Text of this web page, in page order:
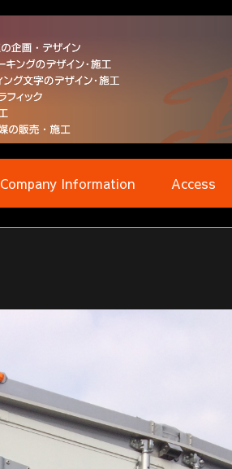
Company Information Access